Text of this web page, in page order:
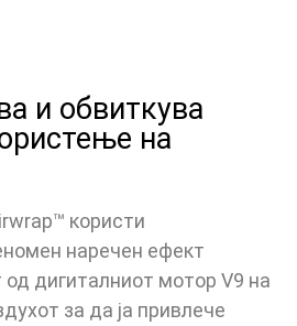
и обвиткува
на
користи
наречен ефект
дигиталниот мотор V9 на
за да ја привлече